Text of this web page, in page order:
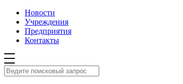
Новости
Учреждения
Предприятия
Контакты